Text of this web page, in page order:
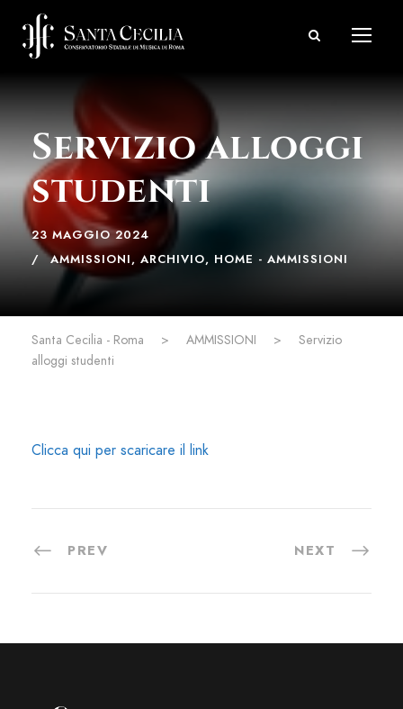
Servizio alloggi
studenti
23 MAGGIO 2024
AMMISSIONI, ARCHIVIO, HOME - AMMISSIONI
Santa Cecilia - Roma > AMMISSIONI >
Servizio
alloggi studenti
Clicca qui per scaricare il link
PREV NEXT